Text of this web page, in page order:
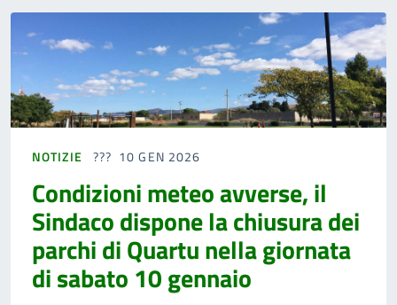
NOTIZIE 10 GEN 2026
Condizioni meteo avverse, il
Sindaco dispone la chiusura dei
parchi di Quartu nella giornata
di sabato 10 gennaio